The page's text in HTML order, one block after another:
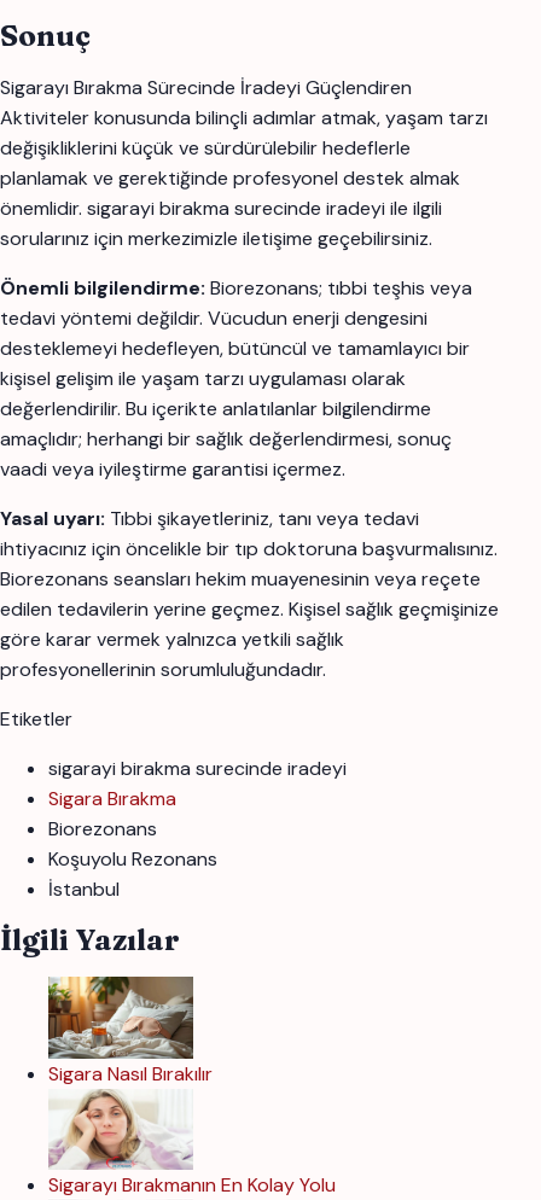
Sonuç
Sigarayı Bırakma Sürecinde İradeyi Güçlendiren
Aktiviteler konusunda bilinçli adımlar atmak, yaşam tarzı
değişikliklerini küçük ve sürdürülebilir hedeflerle
planlamak ve gerektiğinde profesyonel destek almak
önemlidir. sigarayi birakma surecinde iradeyi ile ilgili
sorularınız için merkezimizle iletişime geçebilirsiniz.
Önemli bilgilendirme: Biorezonans; tıbbi teşhis veya
tedavi yöntemi değildir. Vücudun enerji dengesini
desteklemeyi hedefleyen, bütüncül ve tamamlayıcı bir
kişisel gelişim ile yaşam tarzı uygulaması olarak
değerlendirilir. Bu içerikte anlatılanlar bilgilendirme
amaçlıdır; herhangi bir sağlık değerlendirmesi, sonuç
vaadi veya iyileştirme garantisi içermez.
Yasal uyarı: Tıbbi şikayetleriniz, tanı veya tedavi
ihtiyacınız için öncelikle bir tıp doktoruna başvurmalısınız.
Biorezonans seansları hekim muayenesinin veya reçete
edilen tedavilerin yerine geçmez. Kişisel sağlık geçmişinize
göre karar vermek yalnızca yetkili sağlık
profesyonellerinin sorumluluğundadır.
Etiketler
sigarayi birakma surecinde iradeyi
Sigara Bırakma
Biorezonans
Koşuyolu Rezonans
İstanbul
İlgili Yazılar
Sigara Nasıl Bırakılır
Sigarayı Bırakmanın En Kolay Yolu